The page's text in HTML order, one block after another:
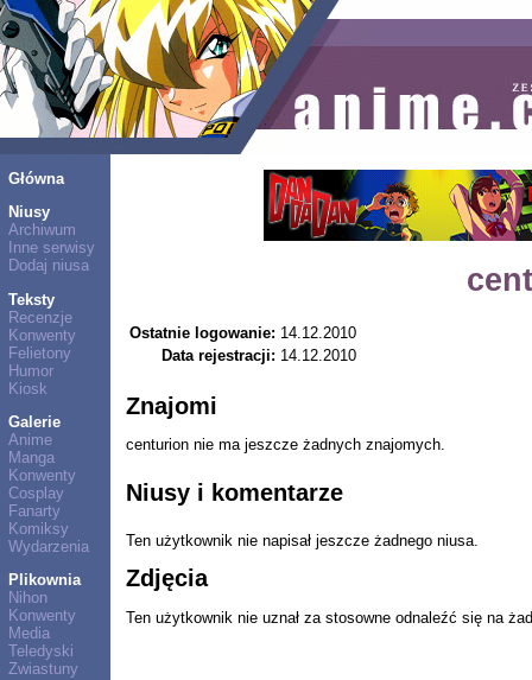
Główna
Niusy
Archiwum
Inne serwisy
Dodaj niusa
Teksty
Recenzje
Konwenty
Felietony
Humor
Kiosk
Galerie
Anime
Manga
Konwenty
Cosplay
Fanarty
Komiksy
Wydarzenia
Plikownia
Nihon
Konwenty
Media
Teledyski
Zwiastuny
Ostatnie logowanie: 14.12.2010
Data rejestracji: 14.12.2010
Znajomi
centurion nie ma jeszcze żadnych znajomych.
Niusy i komentarze
Ten użytkownik nie napisał jeszcze żadnego niusa.
Zdjęcia
Ten użytkownik nie uznał za stosowne odnaleźć się na